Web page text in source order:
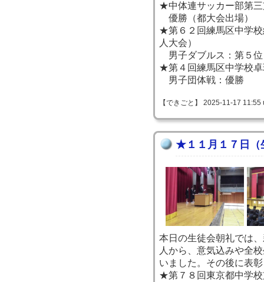
★中体連サッカー部第
優勝（都大会出場）
★第６２回練馬区中学
人大会）
男子ダブルス：第５位
★第４回練馬区中学校
男子団体戦：優勝
【できごと】 2025-11-17
★１１月１７日（
本日の生徒会朝礼では
人から、意気込みや全
いました。その後に表
★第７８回東京都中学